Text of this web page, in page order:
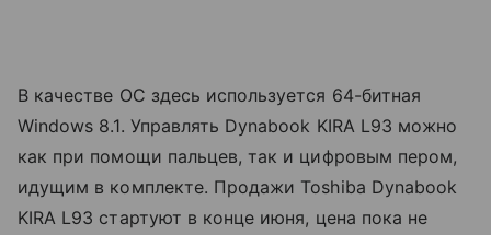
В качестве ОС здесь используется 64-битная
Windows 8.1. Управлять Dynabook KIRA L93 можно
как при помощи пальцев, так и цифровым пером,
идущим в комплекте. Продажи Toshiba Dynabook
KIRA L93 стартуют в конце июня, цена пока не